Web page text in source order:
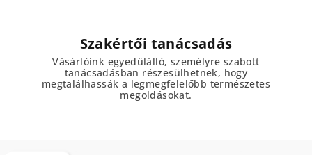
Szakértői tanácsadás
Vásárlóink egyedülálló, személyre szabott
tanácsadásban részesülhetnek, hogy
megtalálhassák a legmegfelelőbb természetes
megoldásokat.